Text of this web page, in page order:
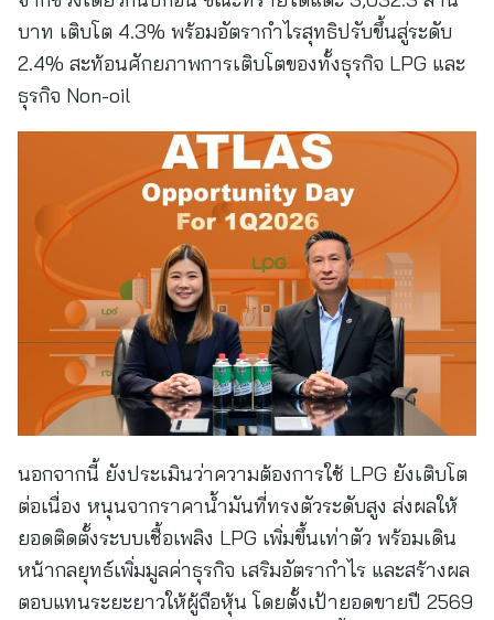
บาท เติบโต 4.3% พร้อมอัตรากำไรสุทธิปรับขึ้นสู่ระดับ
2.4% สะท้อนศักยภาพการเติบโตของทั้งธุรกิจ LPG และ
ธุรกิจ Non-oil
นอกจากนี้ ยังประเมินว่าความต้องการใช้ LPG ยังเติบโต
ต่อเนื่อง หนุนจากราคาน้ำมันที่ทรงตัวระดับสูง ส่งผลให้
ยอดติดตั้งระบบเชื้อเพลิง LPG เพิ่มขึ้นเท่าตัว พร้อมเดิน
หน้ากลยุทธ์เพิ่มมูลค่าธุรกิจ เสริมอัตรากำไร และสร้างผล
ตอบแทนระยะยาวให้ผู้ถือหุ้น โดยตั้งเป้ายอดขายปี 2569